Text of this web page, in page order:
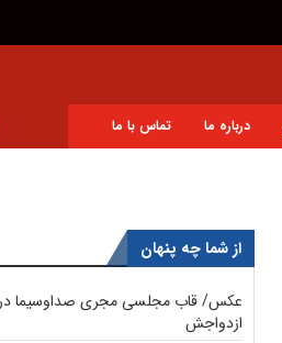
درباره ما تماس با ما
از شما چه پنهان
عکس/ قاب مجلسی مجری صداوسیما در
ازدواجش